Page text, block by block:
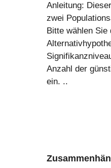
Anleitung:
zwei
Bitte wählen Sie
Anzahl der
ein. ..